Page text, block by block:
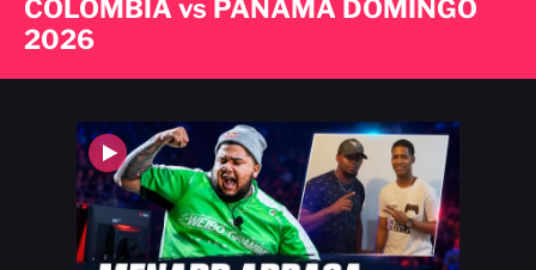
COLOMBIA vs PANAMA DOMINGO
2026